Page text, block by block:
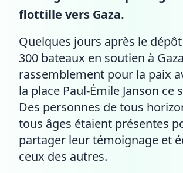
flottille vers Gaza.
Quelques jours après le
300 bateaux en soutien à
rassemblement pour la paix
la place Paul-Émile Janson ce
Des personnes de tous
tous âges étaient présentes
partager leur témoignage et
ceux des autres.